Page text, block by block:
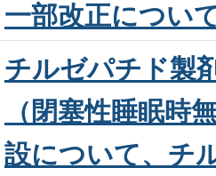
一部改正につい
チルゼパチド製
（閉塞性睡眠時
設について、チ